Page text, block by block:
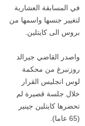
في المسابقة العشارية
لتغيير جنسها واسمها من
بروس الى كايتلين.
واصدر القاضي جيرالد
روزنبرغ من محكمة
لوس انجليس القرار
خلال جلسة قصيرة لم
تحضرها كايتلين جينير
(65 عاما).